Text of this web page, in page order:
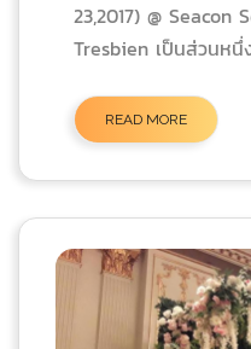
23,2017) @ Seacon
Tresbien เป็นส่วนหนึ่
READ MORE